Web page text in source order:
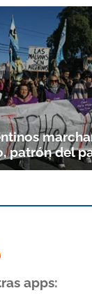
suscribirte a
patrón del
apps: